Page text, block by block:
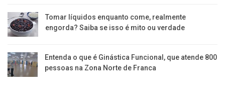
Tomar líquidos enquanto come, realmente
engorda? Saiba se isso é mito ou verdade
Entenda o que é Ginástica Funcional, que atende 800
pessoas na Zona Norte de Franca